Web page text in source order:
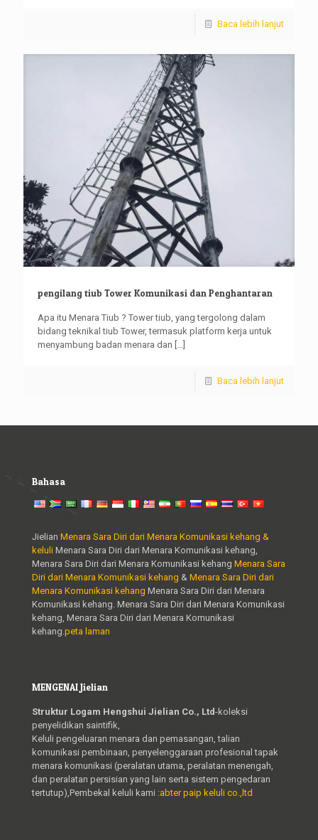
Baca lebih lanjut
pengilang tiub Tower Komunikasi dan Penghantaran
Apa itu Menara Tiub ? Tower tiub, yang tergolong dalam
bidang teknikal tiub Tower, termasuk platform kerja untuk
menyambung badan menara dan [...]
Baca lebih lanjut
Bahasa
Jielian Menara Sara Diri dari Menara Komunikasi kehang &
keluli Menara Sara Diri dari Menara Komunikasi kehang,
Menara Sara Diri dari Menara Komunikasi kehang Menara Sara
Diri dari Menara Komunikasi kehang & Menara Sara Diri dari
Menara Komunikasi kehang Menara Sara Diri dari Menara
Komunikasi kehang. Menara Sara Diri dari Menara Komunikasi
kehang, Menara Sara Diri dari Menara Komunikasi
kehang. peta laman
MENGENAI Jielian
Struktur Logam Hengshui Jielian Co., Ltd-koleksi
penyelidikan saintifik,
Keluli pengeluaran menara dan pemasangan, talian
komunikasi pembinaan, penyelenggaraan profesional tapak
menara komunikasi (peralatan utama, peralatan menengah,
dan peralatan persisian yang lain serta sistem pengedaran
tertutup),Pembekal keluli kami :abter paip keluli co.,ltd